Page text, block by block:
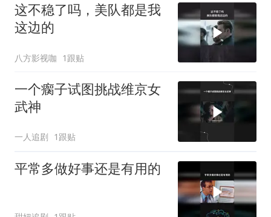
这不稳了吗，美队都是我
这边的
八方影视咖 1跟贴
一个瘸子试图挑战维京女
武神
一人追剧 1跟贴
平常多做好事还是有用的